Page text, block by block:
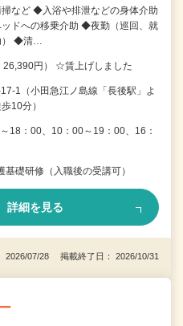
など ◆入浴や排泄などの身体介助
ドへの移乗介助 ◆夜勤（巡回、就
） ◆清…
26,390円） ☆賃上げしました
1（小田急江ノ島線「長後駅」よ
10分）
18：00、10：00～19：00、16：
礎研修（入職後の受講可）
詳細を見る
2026/07/28 掲載終了日： 2026/10/31